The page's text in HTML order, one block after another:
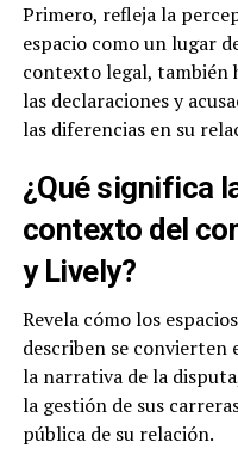
Primero, refleja la
espacio como un lugar
contexto legal, también
las declaraciones y
las diferencias en su
¿Qué significa
contexto del
y Lively?
Revela cómo los
describen se convierten
la narrativa de la
la gestión de sus
pública de su relación.